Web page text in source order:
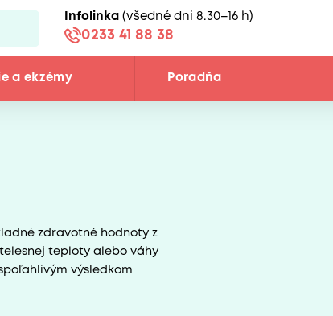
Infolinka (všedné dni 8.30–16 h)
0233 41 88 38
a ekzémy Poradňa
zdravotné hodnoty z
teploty alebo váhy
výsledkom